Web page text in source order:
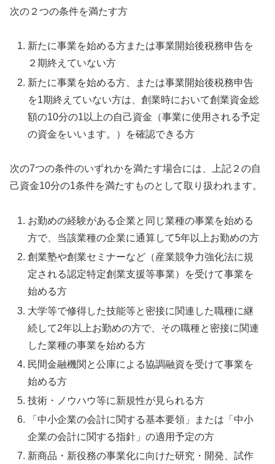
次の２つの条件を満たす方
新たに事業を始める方または事業開始後税務申告を
２期終えていない方
新たに事業を始める方、または事業開始後税務申告
を1期終えていない方は、創業時において創業資金総
額の10分の1以上の自己資金（事業に使用される予定
の資金をいいます。）を確認できる方
次の7つの条件のいずれかを満たす場合には、上記２の自
己資金10分の1条件を満たすものとして取り扱われます。
お勤めの経験がある企業と同じ業種の事業を始める
方で、当該業種の企業に通算して5年以上お勤めの方
創業塾や創業セミナーなど（産業競争力強化法に規
定される認定特定創業支援等事業）を受けて事業を
始める方
大学等で修得した技能等と密接に関連した職種に継
続して2年以上お勤めの方で、その職種と密接に関連
した業種の事業を始める方
民間金融機関と公庫による協調融資を受けて事業を
始める方
技術・ノウハウ等に新規性が見られる方
「中小企業の会計に関する基本要領」または「中小
企業の会計に関する指針」の適用予定の方
新商品・新役務の事業化に向けた研究・開発、試作